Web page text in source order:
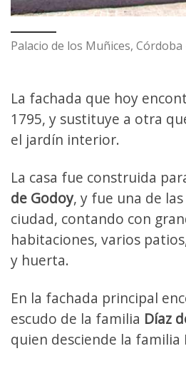
Palacio de los Muñices, Córdoba
La fachada que hoy
1795, y sustituye a otra
el jardín interior.
La casa fue construida
de Godoy, y fue una de
ciudad, contando con
habitaciones, varios
y huerta.
En la fachada principal
escudo de la familia Díaz
quien desciende la familia